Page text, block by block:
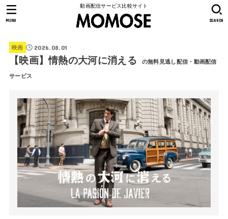
動画配信サービス比較サイト
SEARCH
MENU
映画 2026.08.01
【映画】情熱の大河に消える の無料見逃し配信・動画配信
サービス